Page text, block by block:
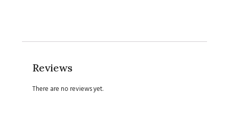
Reviews
There are no reviews yet.